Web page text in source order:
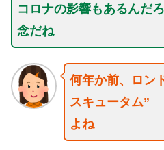
コロナの影響もあるんだ
念だね
何年か前、ロン
スキュータム”
よね